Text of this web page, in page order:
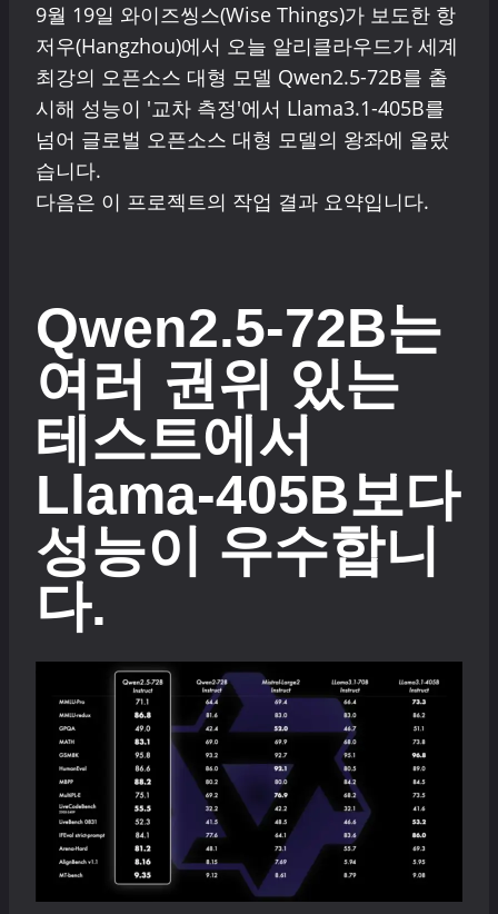
9월 19일 와이즈씽스(Wise Things)가 보도한 항
저우(Hangzhou)에서 오늘 알리클라우드가 세계
최강의 오픈소스 대형 모델 Qwen2.5-72B를 출
시해 성능이 '교차 측정'에서 Llama3.1-405B를
넘어 글로벌 오픈소스 대형 모델의 왕좌에 올랐
습니다.
다음은 이 프로젝트의 작업 결과 요약입니다.
Qwen2.5-72B는
여러 권위 있는
테스트에서
Llama-405B보다
성능이 우수합니
다.